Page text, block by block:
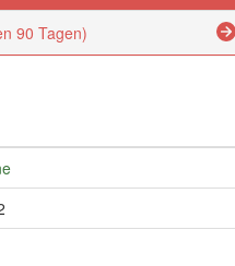
90 Tagen)